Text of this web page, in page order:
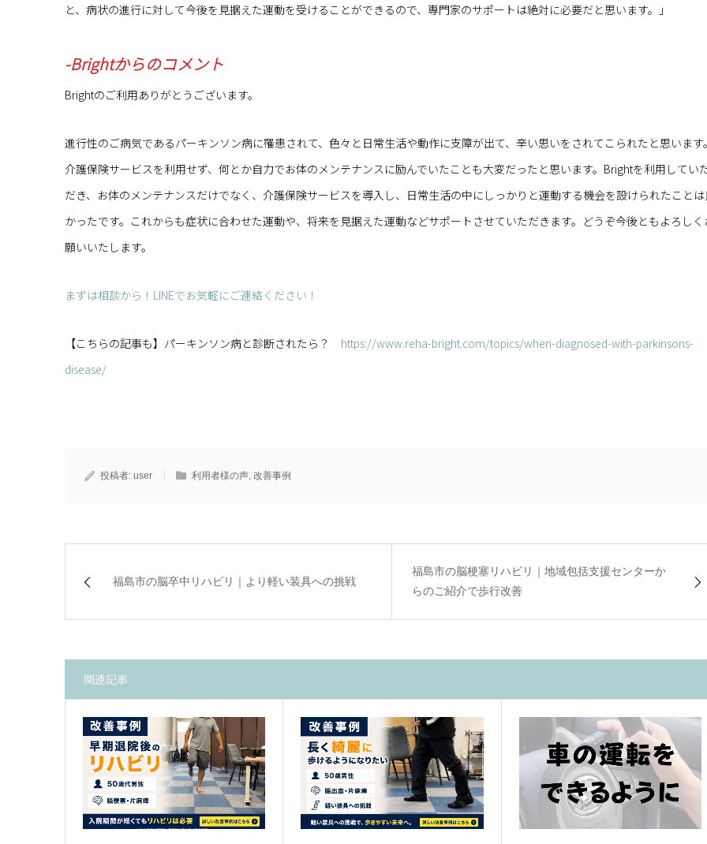
と、病状の進行に対して今後を見据えた運動を受けることができるので、専門家のサポートは絶対に必要だと思います。」
-Brightからのコメント
Brightのご利用ありがとうございます。
進行性のご病気であるパーキンソン病に罹患されて、色々と日常生活や動作に支障が出て、辛い思いをされてこられたと思います
介護保険サービスを利用せず、何とか自力でお体のメンテナンスに励んでいたことも大変だったと思います。Brightを利用してい
だき、お体のメンテナンスだけでなく、介護保険サービスを導入し、日常生活の中にしっかりと運動する機会を設けられたこと
かったです。これからも症状に合わせた運動や、将来を見据えた運動などサポートさせていただきます。どうぞ今後ともよろしく
願いいたします。
まずは相談から！LINEでお気軽にご連絡ください！
【こちらの記事も】パーキンソン病と診断されたら？ https://www.reha-bright.com/topics/when-diagnosed-with-parkinsons-
disease/
投稿者: user 利用者様の声, 改善事例
福島市の脳卒中リハビリ｜より軽い装具への挑戦
福島市の脳梗塞リハビリ｜地域包括支援センターか
らのご紹介で歩行改善
関連記事